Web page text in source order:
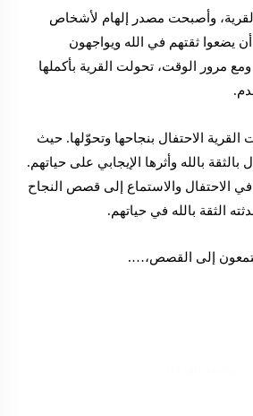
وأصبحت مصدر إلهام لأشخاص
أن يضعوا ثقتهم في الله ويواجهون
مرور الوقت، تحولت القرية بأكملها
القرية الاحتفال بنجاحها وتحوّلها. حيث
بالثقة بالله وأثرها الإيجابي على حياتهم.
الاحتفال والاستماع إلى قصص النجاح
الثقة بالله في حياتهم.
إلى القصص،….